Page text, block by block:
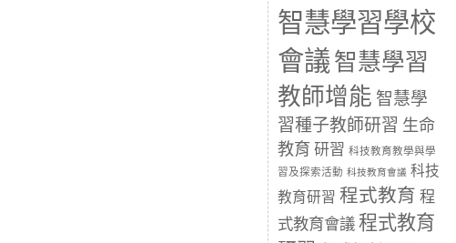
智慧學習學校
會議 智慧學習
教師增能 智慧學
習種子教師研習 生命
教育 研習 科技教育教學與學
習及探索活動 科技教育會議 科技
教育研習 程式教育 程
式教育會議 程式教育